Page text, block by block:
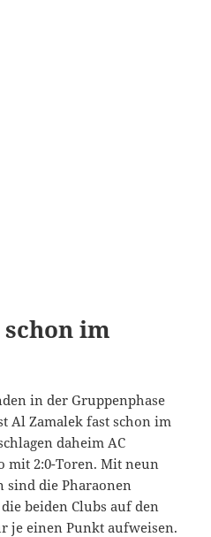
im
in der Gruppenphase
Al Zamalek fast schon im
daheim AC
mit 2:0-Toren. Mit neun
sind die Pharaonen
beiden Clubs auf den
je einen Punkt aufweisen.